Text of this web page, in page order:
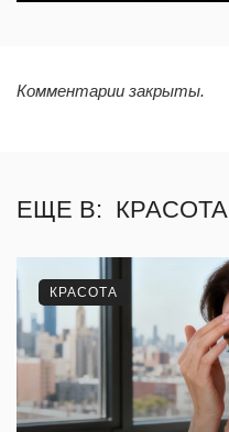
Комментарии закрыты.
ЕЩЕ В: КРАСОТА
КРАСОТА